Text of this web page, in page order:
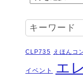
受賞結果
ティバル ソロ
夏のおトク
夏のおトク
キーワード
CLP735 えほんコ
イベント エ